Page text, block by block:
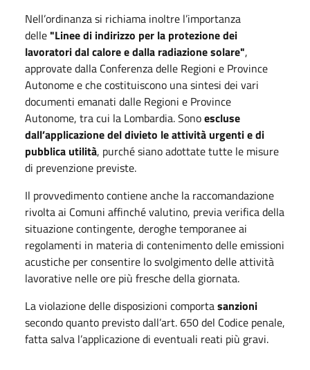
Nell’ordinanza si richiama inoltre l’importanza
delle"Linee di indirizzo per la protezione dei
lavoratori dal calore e dalla radiazione solare",
approvate dalla Conferenza delle Regioni e Province
Autonome e che costituiscono una sintesi dei vari
documenti emanati dalle Regioni e Province
Autonome, tra cui la Lombardia. Sonoescluse
dall’applicazione del divieto le attività urgenti e di
pubblica utilità, purché siano adottate tutte le misure
di prevenzione previste.
Il provvedimento contiene anche la raccomandazione
rivolta ai Comuni affinché valutino, previa verifica della
situazione contingente, deroghe temporanee ai
regolamenti in materia di contenimento delle emissioni
acustiche per consentire lo svolgimento delle attività
lavorative nelle ore più fresche della giornata.
La violazione delle disposizioni comportasanzioni
secondo quanto previsto dall’art. 650 del Codice penale,
fatta salva l’applicazione di eventuali reati più gravi.